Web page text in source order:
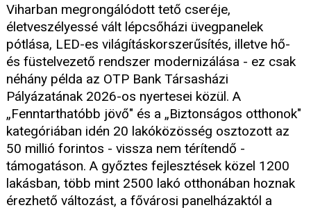
Viharban megrongálódott tető cseréje,
életveszélyessé vált lépcsőházi üvegpanelek
pótlása, LED-es világításkorszerűsítés, illetve hő-
és füstelvezető rendszer modernizálása - ez csak
néhány példa az OTP Bank Társasházi
Pályázatának 2026-os nyertesei közül. A
„Fenntarthatóbb jövő" és a „Biztonságos otthonok"
kategóriában idén 20 lakóközösség osztozott az
50 millió forintos - vissza nem térítendő -
támogatáson. A győztes fejlesztések közel 1200
lakásban, több mint 2500 lakó otthonában hoznak
érezhető változást, a fővárosi panelházaktól a